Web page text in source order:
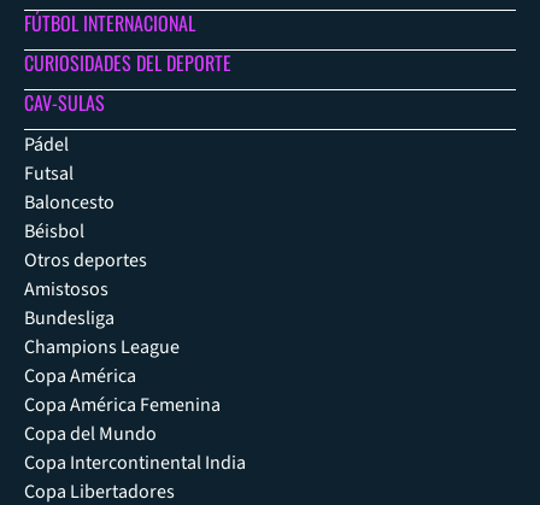
FÚTBOL INTERNACIONAL
CURIOSIDADES DEL DEPORTE
CAV-SULAS
Pádel
Futsal
Baloncesto
Béisbol
Otros deportes
Amistosos
Bundesliga
Champions League
Copa América
Copa América Femenina
Copa del Mundo
Copa Intercontinental India
Copa Libertadores